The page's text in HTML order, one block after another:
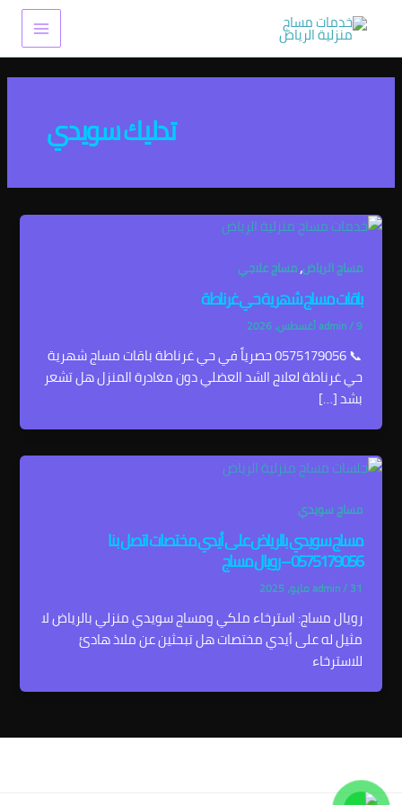
المحتوى
Main
Menu
تدليك سويدي
مساج الرياض,مساج علاجي
باقات مساج شهرية حي غرناطة
admin/9 أغسطس، 2026
📞 0575179056 حصرياً في حي غرناطة باقات مساج شهرية
حي غرناطة لعلاج الشد العضلي دون مغادرة المنزل هل تشعر
بشد […]
مساج سويدي
مساج سويدي بالرياض على أيدي مختصات اتصل بنا
0575179056 – رويال مساج
admin/31 مايو، 2025
رويال مساج: استرخاء ملكي ومساج سويدي منزلي بالرياض لا
مثيل له على أيدي مختصات هل تبحثين عن ملاذ هادئ
للاسترخاء